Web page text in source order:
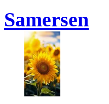
Samersen